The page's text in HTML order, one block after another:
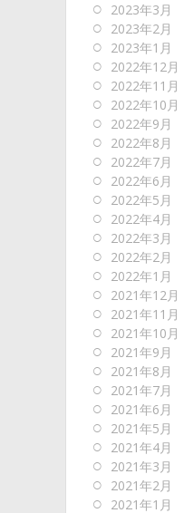
2023年3月
2023年2月
2023年1月
2022年12月
2022年11月
2022年10月
2022年9月
2022年8月
2022年7月
2022年6月
2022年5月
2022年4月
2022年3月
2022年2月
2022年1月
2021年12月
2021年11月
2021年10月
2021年9月
2021年8月
2021年7月
2021年6月
2021年5月
2021年4月
2021年3月
2021年2月
2021年1月